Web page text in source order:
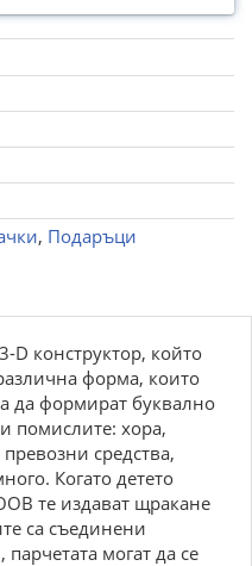
, Подаръци
D конструктор, който
форма, които
да формират буквално
помислите: хора,
средства,
Когато детето
те издават щракане
са съединени
могат да се